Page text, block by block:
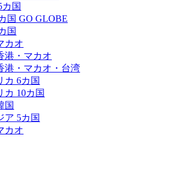
カ国
国 GO GLOBE
国
カオ
港・マカオ
港・マカオ・台湾
カ 6カ国
カ 10カ国
国
ア 5カ国
カオ